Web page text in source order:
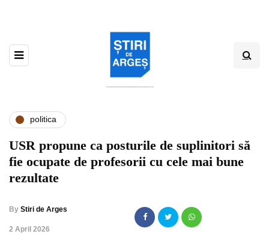
politica
USR propune ca posturile de suplinitori să
fie ocupate de profesorii cu cele mai bune
rezultate
By Stiri de Arges
,2 April 2026